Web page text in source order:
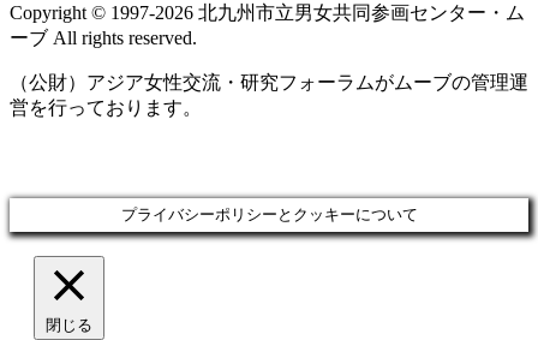
Copyright © 1997‐2026 北九州市立男女共同参画センター・ム
ーブ All rights reserved.
（公財）アジア女性交流・研究フォーラムがムーブの管理運
営を行っております。
プライバシーポリシーとクッキーについて
閉じる